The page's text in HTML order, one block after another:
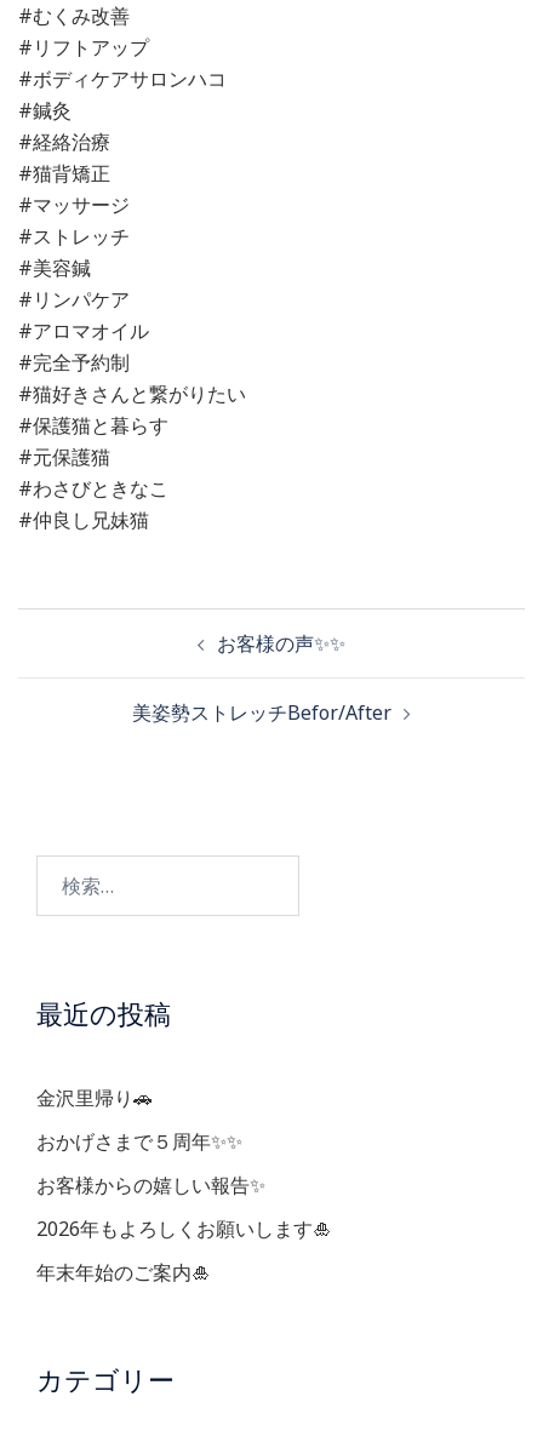
#むくみ改善
#リフトアップ
#ボディケアサロンハコ
#鍼灸
#経絡治療
#猫背矯正
#マッサージ
#ストレッチ
#美容鍼
#リンパケア
#アロマオイル
#完全予約制
#猫好きさんと繋がりたい
#保護猫と暮らす
#元保護猫
#わさびときなこ
#仲良し兄妹猫
ゲ
シ
ョ
ン
お客様の声✨✨
美姿勢ストレッチBefor/After
最近の投稿
金沢里帰り🚗
おかげさまで５周年✨✨
お客様からの嬉しい報告✨
2026年もよろしくお願いします🎍
年末年始のご案内🎍
カテゴリー